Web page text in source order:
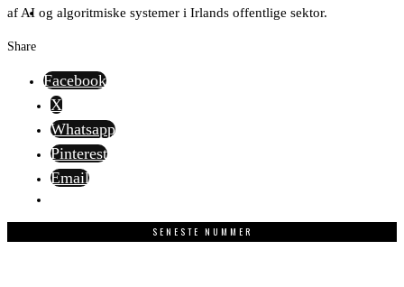
af AI og algoritmiske systemer i Irlands offentlige sektor.
Share
Facebook
X
Whatsapp
Pinterest
Email
SENESTE NUMMER